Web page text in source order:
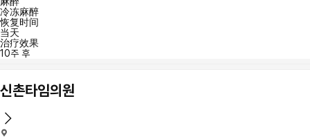
冷冻麻醉
恢复时间
当天
治疗效果
10주 후
신촌타임의원